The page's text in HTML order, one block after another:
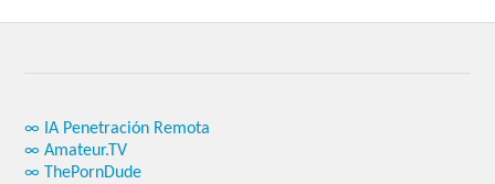
∞ IA Penetración Remota
∞ Amateur.TV
∞ ThePornDude